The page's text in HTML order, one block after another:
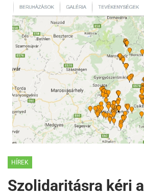
HÍREK
Szolidaritásra kéri a